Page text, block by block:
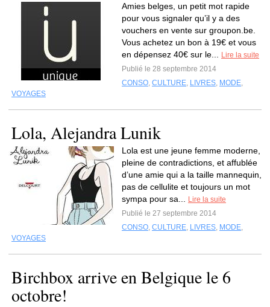
Amies belges, un petit mot rapide
pour vous signaler qu’il y a des
vouchers en vente sur groupon.be.
Vous achetez un bon à 19€ et vous
en dépensez 40€ sur le...
Lire la suite
Publié le 28 septembre 2014
CONSO, CULTURE, LIVRES, MODE,
VOYAGES
Lola, Alejandra Lunik
Lola est une jeune femme moderne,
pleine de contradictions, et affublée
d’une amie qui a la taille mannequin,
pas de cellulite et toujours un mot
sympa pour sa...
Lire la suite
Publié le 27 septembre 2014
CONSO, CULTURE, LIVRES, MODE,
VOYAGES
Birchbox arrive en Belgique le 6
octobre!